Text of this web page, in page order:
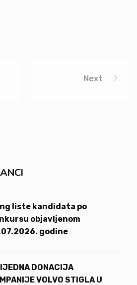
Next
liste kandidata po
objavljenom
godine
DONACIJA
VOLVO STIGLA U